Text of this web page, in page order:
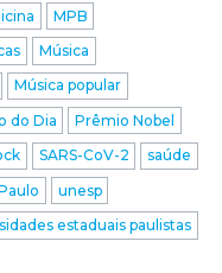
MPB
Música
Música popular
do Dia
Prêmio Nobel
SARS-CoV-2
saúde
unesp
estaduais paulistas